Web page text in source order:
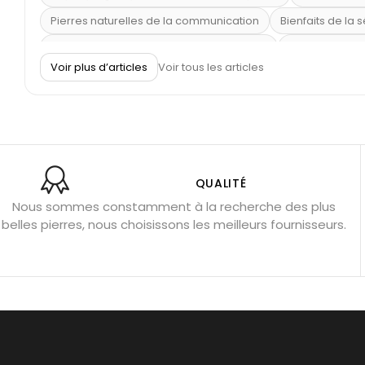
Pierres naturelles de la communication
Bienfaits de la
Pierre de lave : propriétés et bienfaits
Obsidienne noire : danger ?
Guide des pierres de
Pierres pour les examens
Pierres anti-déprime
Géode
Voir plus d’articles Voir tous les articles
QUALITÉ
Nous sommes constamment à la recherche des plus
belles pierres, nous choisissons les meilleurs fournisseurs.